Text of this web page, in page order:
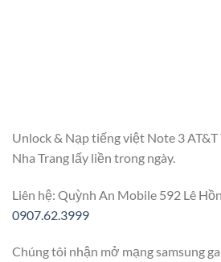
Unlock & Nạp tiếng việt Note 3
Nha Trang lấy liền trong ngày.
Liên hệ: Quỳnh An Mobile 592 Lê
0907.62.3999
Chúng tôi nhận mở mạng samsung